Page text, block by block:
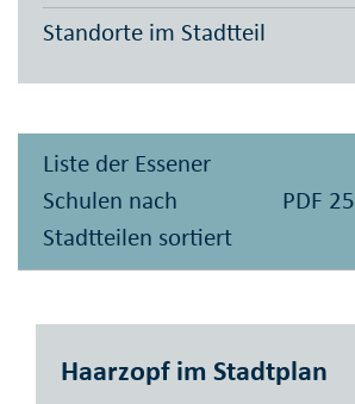
Standorte im Stadtteil
Liste der Essener
Schulen nach
Stadtteilen sortiert
PDF 25
Haarzopf im Stadtplan